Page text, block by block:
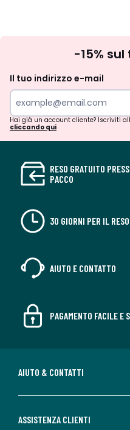
-15%
Il tuo indirizzo e-mail
Hai già un account cliente? Iscriviti
cliccando qui
RESO GRATUITO
PACCO
30 GIORNI PER IL
AIUTO E CONTATTO
PAGAMENTO FACILE E
AIUTO & CONTATTI
ASSISTENZA CLIENTI